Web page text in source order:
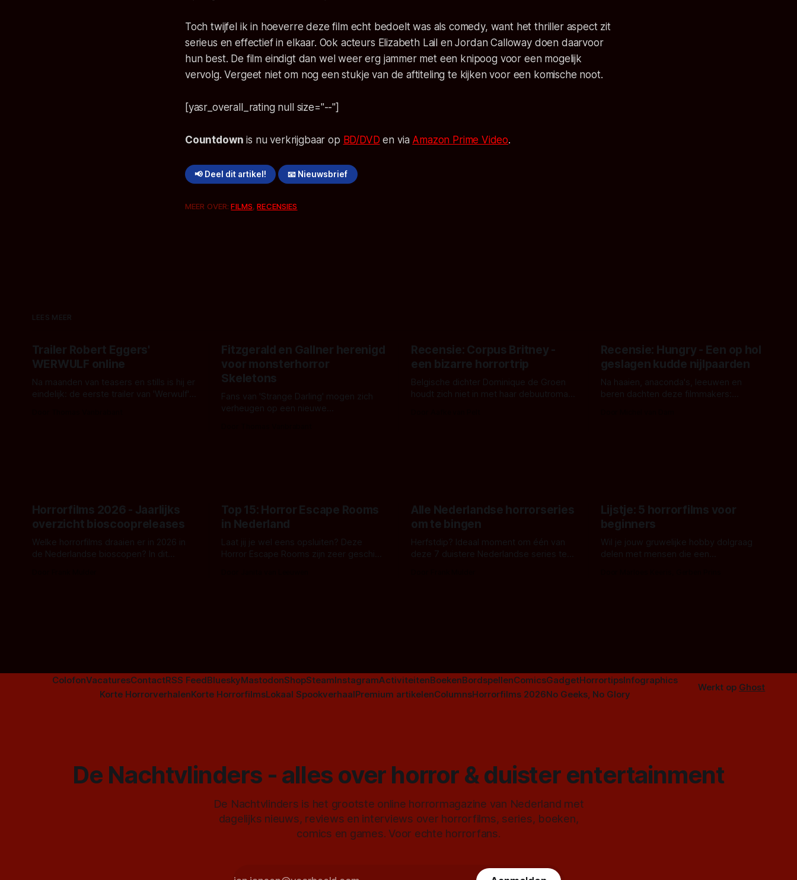
Toch twijfel ik in hoeverre deze film echt bedoelt was als comedy, want het thriller aspect zit
serieus en effectief in elkaar. Ook acteurs Elizabeth Lail en Jordan Calloway doen daarvoor
hun best. De film eindigt dan wel weer erg jammer met een knipoog voor een mogelijk
vervolg. Vergeet niet om nog een stukje van de aftiteling te kijken voor een komische noot.
[yasr_overall_rating null size="--"]
Countdown is nu verkrijgbaar op BD/DVD en via Amazon Prime Video.
📢 Deel dit artikel! 📧 Nieuwsbrief
MEER OVER:FILMS,RECENSIES
LEES MEER
Trailer Robert Eggers'
WERWULF online
Na maanden van teasers en stills is hij er
eindelijk: de eerste trailer van 'Werwulf'.
Fitzgerald en Gallner herenigd
voor monsterhorror
Skeletons
Fans van 'Strange Darling' mogen zich
verheugen op een nieuwe
Recensie: Corpus Britney -
een bizarre horrortrip
Belgische dichter Dominique de Groen
houdt zich niet in met haar debuutroman.
Recensie: Hungry - Een op hol
geslagen kudde nijlpaarden
Na haaien, anaconda's, leeuwen en
beren dachten deze filmmakers:
Horrorfilms 2026 - Jaarlijks
overzicht bioscoopreleases
Welke horrorfilms draaien er in 2026 in
de Nederlandse bioscopen? In dit
Top 15: Horror Escape Rooms
in Nederland
Laat jij je wel eens opsluiten? Deze
Horror Escape Rooms zijn zeer geschikt
Alle Nederlandse horrorseries
om te bingen
Herfstdip? Ideaal moment om één van
deze 7 duistere Nederlandse series te
Lijstje: 5 horrorfilms voor
beginners
Wil je jouw gruwelijke hobby dolgraag
delen met mensen die een
ColofonVacaturesContactRSS FeedBlueskyMastodonShopSteamInstagramActiviteitenBoekenBordspellenComicsGadgetHorrortipsInfographics
Korte HorrorverhalenKorte HorrorfilmsLokaal SpookverhaalPremium artikelenColumnsHorrorfilms 2026No Geeks, No Glory
Werkt op Ghost
De Nachtvlinders - alles over horror & duister entertainment
De Nachtvlinders is het grootste online horrormagazine van Nederland met
dagelijks nieuws, reviews en interviews over horrorfilms, series, boeken,
comics en games. Voor echte horrorfans.